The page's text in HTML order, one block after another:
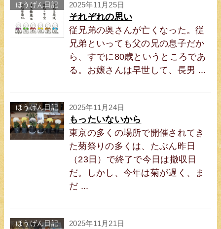
ほうげん日記 2025年11月25日
それぞれの思い
従兄弟の奥さんが亡くなった。従
兄弟といっても父の兄の息子だか
ら、すでに80歳というところであ
る。お嬢さんは早世して、長男 ...
ほうげん日記 2025年11月24日
もったいないから
東京の多くの場所で開催されてき
た菊祭りの多くは、たぶん昨日
（23日）で終了で今日は撤収日
だ。しかし、今年は菊が遅く、ま
だ ...
ほうげん日記 2025年11月21日